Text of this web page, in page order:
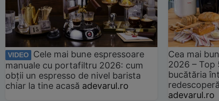
VIDEO
Cele mai bune espressoare
manuale cu portafiltru 2026: cum
obții un espresso de nivel barista
chiar la tine acasă adevarul.ro
Cea mai
2026 –
bucătăria
adevarul.ro